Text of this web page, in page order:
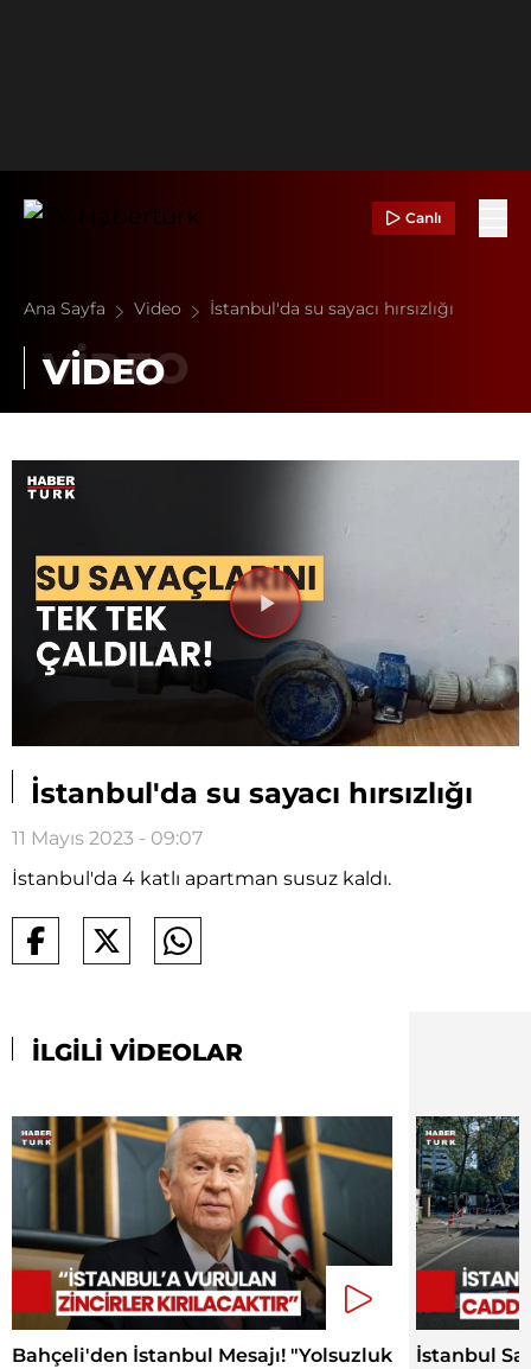
Canlı
Ana Sayfa Video İstanbul'da su sayacı hırsızlığı
VİDEO
Videoyu
Oynat
İstanbul'da su sayacı hırsızlığı
11 Mayıs 2023 - 09:07
İstanbul'da 4 katlı apartman susuz kaldı.
İLGİLİ VİDEOLAR
Bahçeli'den İstanbul Mesajı! "Yolsuzluk
İstanbul